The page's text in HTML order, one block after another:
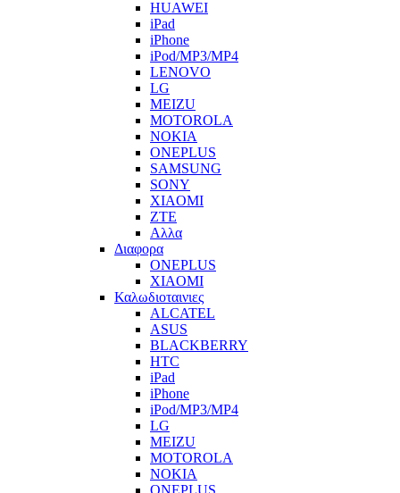
HUAWEI
iPad
iPhone
iPod/MP3/MP4
LENOVO
LG
MEIZU
MOTOROLA
NOKIA
ONEPLUS
SAMSUNG
SONY
XIAOMI
ZTE
Αλλα
Διαφορα
ONEPLUS
XIAOMI
Καλωδιοταινιες
ALCATEL
ASUS
BLACKBERRY
HTC
iPad
iPhone
iPod/MP3/MP4
LG
MEIZU
MOTOROLA
NOKIA
ONEPLUS